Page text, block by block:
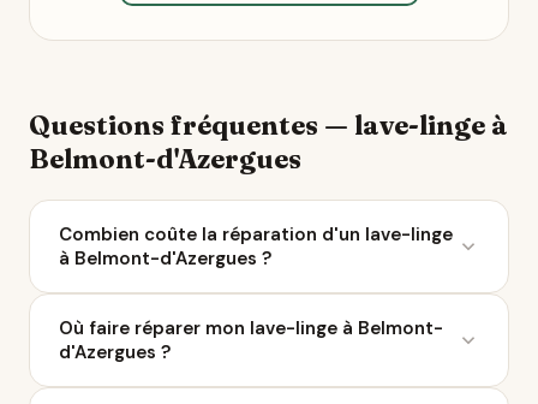
Questions fréquentes — lave-linge à
Belmont-d'Azergues
Combien coûte la réparation d'un lave-linge
à Belmont-d'Azergues ?
entre 50 et 200 € selon la panne. À Belmont-
d'Azergues, 15 réparateurs sont référencés sur Ça
Repart. Avec le Bonus Réparation, vous économisez
Où faire réparer mon lave-linge à Belmont-
d'Azergues ?